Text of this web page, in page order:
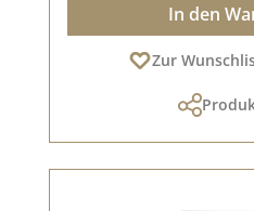
In den
Zur